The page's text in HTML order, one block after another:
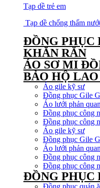
Tạp dề trẻ em
Tạp dề chống thấm
ĐỒNG PHỤC
KHĂN RẰN
ÁO SƠ MI
BẢO HỘ
Áo gile kỹ sư
Đồng phục Gile
Áo lưới phản
Đồng phục công
Đồng phục công
Áo gile kỹ sư
Đồng phục Gile
Áo lưới phản
Đồng phục công
Đồng phục công
ĐỒNG PHỤC
Đồng phục quán